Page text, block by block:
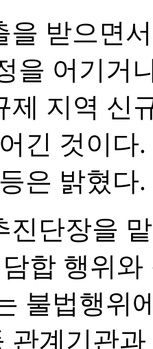
을 받으면
을 어기거
제 지역 신
긴 것이다
은 밝혔다.
진단장을
합 행위
불법행위
관계기관